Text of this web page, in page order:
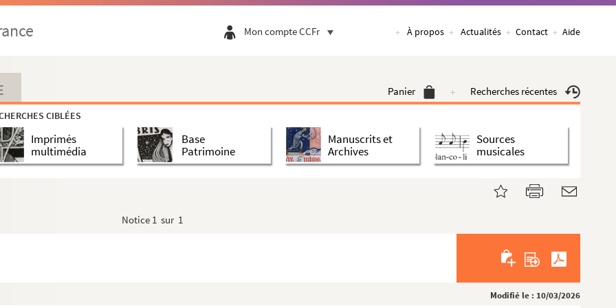
Mon compte CCFr À propos Actualités Contact Aide
Panier Recherches récentes
CIBLÉES
Imprimés
multimédia
Base
Patrimoine
Manuscrits et
Archives
Sources
musicales
Notice 1 sur 1
Modifié le : 10/03/2026